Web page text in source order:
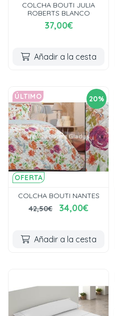
COLCHA BOUTI JULIA
ROBERTS BLANCO
37,00€
Añadir a la cesta
20%
OFERTA
ÚLTIMO
COLCHA BOUTI NANTES
42,50€
34,00€
Añadir a la cesta